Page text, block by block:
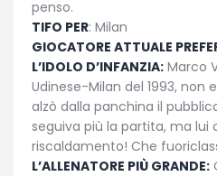
penso.
TIFO PER: Milan
GIOCATORE ATTUALE
L’IDOLO D’INFANZIA: Marco
Udinese-Milan del 1993, non
alzò dalla panchina il
seguiva più la partita, ma lui
riscaldamento! Che
L’ALLENATORE PIÙ GRANDE: